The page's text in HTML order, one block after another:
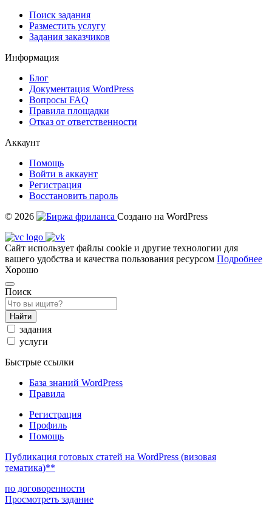
Поиск задания
Разместить услугу
Задания заказчиков
Информация
Блог
Документация WordPress
Вопросы FAQ
Правила площадки
Отказ от ответственности
Аккаунт
Помощь
Войти в аккаунт
Регистрация
Восстановить пароль
© 2026
Создано на WordPress
Сайт использует файлы cookie и другие технологии для
вашего удобства и качества пользования ресурсом Подробнее
Хорошо
Поиск
Найти
задания
услуги
Быстрые ссылки
База знаний WordPress
Правила
Регистрация
Профиль
Помощь
Публикация готовых статей на WordPress (визовая
тематика)**
по договоренности
Просмотреть задание